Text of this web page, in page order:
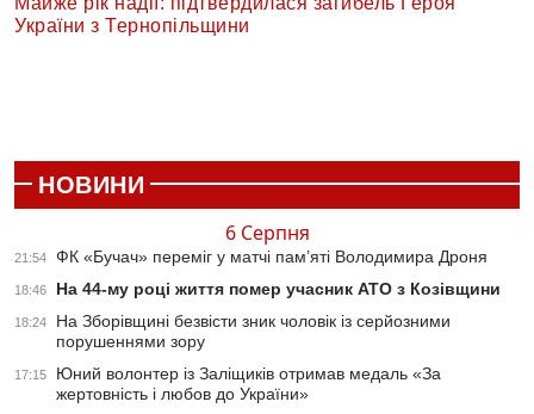
України з Тернопільщини
НОВИНИ
6 Серпня
21:54 ФК «Бучач» переміг у матчі пам’яті Володимира Дроня
18:46 На 44-му році життя помер учасник АТО з Козівщини
18:24
На Зборівщині безвісти зник чоловік із серйозними
порушеннями зору
17:15
Юний волонтер із Заліщиків отримав медаль «За
жертовність і любов до України»